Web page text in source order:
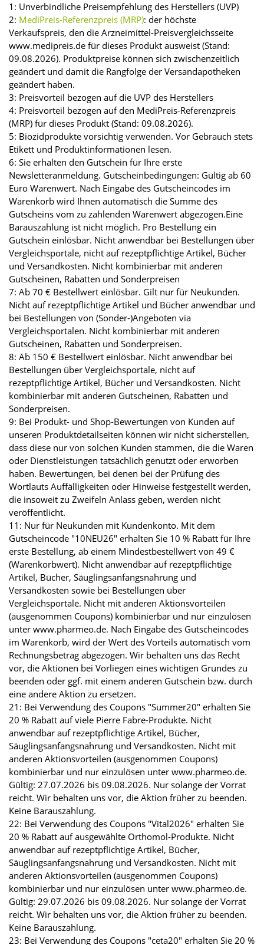
1: Unverbindliche Preisempfehlung des Herstellers (UVP)
2: MediPreis-Referenzpreis (MRP): der höchste
Verkaufspreis, den die Arzneimittel-Preisvergleichsseite
www.medipreis.de für dieses Produkt ausweist (Stand:
09.08.2026). Produktpreise können sich zwischenzeitlich
geändert und damit die Rangfolge der Versandapotheken
geändert haben.
3: Preisvorteil bezogen auf die UVP des Herstellers
4: Preisvorteil bezogen auf den MediPreis-Referenzpreis
(MRP) für dieses Produkt (Stand: 09.08.2026).
5: Biozidprodukte vorsichtig verwenden. Vor Gebrauch stets
Etikett und Produktinformationen lesen.
6: Sie erhalten den Gutschein für Ihre erste
Newsletteranmeldung. Gutscheinbedingungen: Gültig ab 60
Euro Warenwert. Nach Eingabe des Gutscheincodes im
Warenkorb wird Ihnen automatisch die Summe des
Gutscheins vom zu zahlenden Warenwert abgezogen.Eine
Barauszahlung ist nicht möglich. Pro Bestellung ein
Gutschein einlösbar. Nicht anwendbar bei Bestellungen über
Vergleichsportale, nicht auf rezeptpflichtige Artikel, Bücher
und Versandkosten. Nicht kombinierbar mit anderen
Gutscheinen, Rabatten und Sonderpreisen
7: Ab 70 € Bestellwert einlösbar. Gilt nur für Neukunden.
Nicht auf rezeptpflichtige Artikel und Bücher anwendbar und
bei Bestellungen von (Sonder-)Angeboten via
Vergleichsportalen. Nicht kombinierbar mit anderen
Gutscheinen, Rabatten und Sonderpreisen.
8: Ab 150 € Bestellwert einlösbar. Nicht anwendbar bei
Bestellungen über Vergleichsportale, nicht auf
rezeptpflichtige Artikel, Bücher und Versandkosten. Nicht
kombinierbar mit anderen Gutscheinen, Rabatten und
Sonderpreisen.
9: Bei Produkt- und Shop-Bewertungen von Kunden auf
unseren Produktdetailseiten können wir nicht sicherstellen,
dass diese nur von solchen Kunden stammen, die die Waren
oder Dienstleistungen tatsächlich genutzt oder erworben
haben. Bewertungen, bei denen bei der Prüfung des
Wortlauts Auffälligkeiten oder Hinweise festgestellt werden,
die insoweit zu Zweifeln Anlass geben, werden nicht
veröffentlicht.
11: Nur für Neukunden mit Kundenkonto. Mit dem
Gutscheincode "10NEU26" erhalten Sie 10 % Rabatt für Ihre
erste Bestellung, ab einem Mindestbestellwert von 49 €
(Warenkorbwert). Nicht anwendbar auf rezeptpflichtige
Artikel, Bücher, Säuglingsanfangsnahrung und
Versandkosten sowie bei Bestellungen über
Vergleichsportale. Nicht mit anderen Aktionsvorteilen
(ausgenommen Coupons) kombinierbar und nur einzulösen
unter www.pharmeo.de. Nach Eingabe des Gutscheincodes
im Warenkorb, wird der Wert des Vorteils automatisch vom
Rechnungsbetrag abgezogen. Wir behalten uns das Recht
vor, die Aktionen bei Vorliegen eines wichtigen Grundes zu
beenden oder ggf. mit einem anderen Gutschein bzw. durch
eine andere Aktion zu ersetzen.
21: Bei Verwendung des Coupons "Summer20" erhalten Sie
20 % Rabatt auf viele Pierre Fabre-Produkte. Nicht
anwendbar auf rezeptpflichtige Artikel, Bücher,
Säuglingsanfangsnahrung und Versandkosten. Nicht mit
anderen Aktionsvorteilen (ausgenommen Coupons)
kombinierbar und nur einzulösen unter www.pharmeo.de.
Gültig: 27.07.2026 bis 09.08.2026. Nur solange der Vorrat
reicht. Wir behalten uns vor, die Aktion früher zu beenden.
Keine Barauszahlung.
22: Bei Verwendung des Coupons "Vital2026" erhalten Sie
20 % Rabatt auf ausgewählte Orthomol-Produkte. Nicht
anwendbar auf rezeptpflichtige Artikel, Bücher,
Säuglingsanfangsnahrung und Versandkosten. Nicht mit
anderen Aktionsvorteilen (ausgenommen Coupons)
kombinierbar und nur einzulösen unter www.pharmeo.de.
Gültig: 29.07.2026 bis 09.08.2026. Nur solange der Vorrat
reicht. Wir behalten uns vor, die Aktion früher zu beenden.
Keine Barauszahlung.
23: Bei Verwendung des Coupons "ceta20" erhalten Sie 20 %